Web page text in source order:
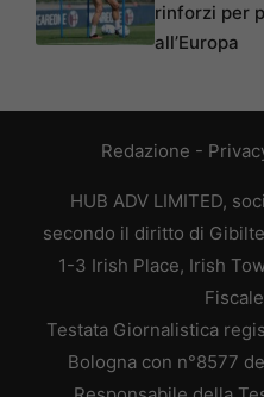
rinforzi per
all’Europa
Redazione -
HUB ADV LIMITED,
secondo il diritto di
1-3 Irish Place, Irish
Testata Giornalistica
Bologna con n°8577